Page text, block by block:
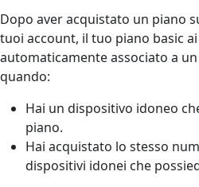
Dopo aver acquistato un piano
tuoi account, il tuo piano basic
automaticamente associato a
quando:
Hai un dispositivo idoneo
piano.
Hai acquistato lo stesso
dispositivi idonei che